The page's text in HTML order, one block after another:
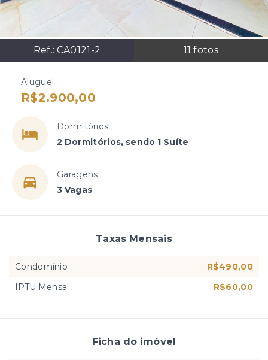
Ref.: CA0121-2 11 fotos
Aluguel
R$2.900,00
Dormitórios
2 Dormitórios, sendo 1 Suíte
Garagens
3 Vagas
Taxas Mensais
Condomínio
R$490,00
IPTU Mensal
R$60,00
Ficha do imóvel